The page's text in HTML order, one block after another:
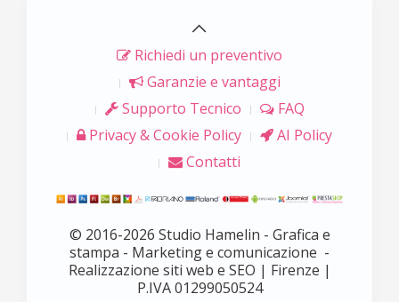
Richiedi un preventivo
Garanzie e vantaggi
Supporto Tecnico
FAQ
Privacy & Cookie Policy
AI Policy
Contatti
© 2016-2026 Studio Hamelin - Grafica e
stampa - Marketing e comunicazione -
Realizzazione siti web e SEO | Firenze |
P.IVA 01299050524